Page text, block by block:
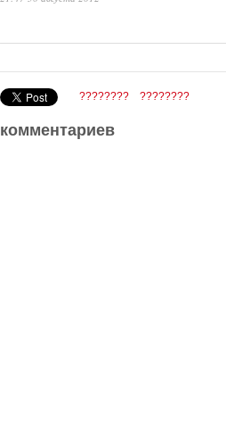
???????? ????????
комментариев